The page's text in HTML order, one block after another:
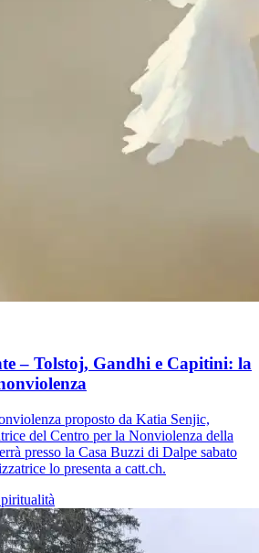
– Tolstoj, Gandhi e Capitini: la
proposto da Katia Senjic,
del Centro per la Nonviolenza della
presso la Casa Buzzi di Dalpe sabato
lo presenta a catt.ch.